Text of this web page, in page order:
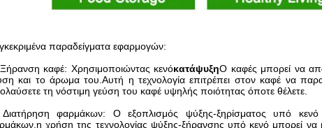
παραδείγματα εφαρμογών:
καφέ: Χρησιμοποιώντας κενόκατάψυξηΟ καφές μπορεί να
και το άρωμα του.Αυτή η τεχνολογία επιτρέπει στον καφέ να
τη νόστιμη γεύση του καφέ υψηλής ποιότητας όποτε θέλετε.
φαρμάκων: Ο εξοπλισμός ψύξης-ξηρίσματος υπό κενό
χρήση της τεχνολογίας ψύξης-ξήρανσης υπό κενό μπορεί να